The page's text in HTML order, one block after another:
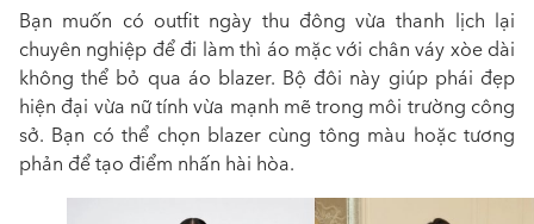
Bạn muốn có outfit ngày thu đông vừa thanh lịch lại
chuyên nghiệp để đi làm thì áo mặc với chân váy xòe dài
không thể bỏ qua áo blazer. Bộ đôi này giúp phái đẹp
hiện đại vừa nữ tính vừa mạnh mẽ trong môi trường công
sở. Bạn có thể chọn blazer cùng tông màu hoặc tương
phản để tạo điểm nhấn hài hòa.